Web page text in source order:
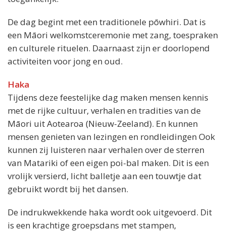
16,00 euro
De dag begint met een traditionele pōwhiri. Dat is
een Māori welkomstceremonie met zang, toespraken
en culturele rituelen. Daarnaast zijn er doorlopend
activiteiten voor jong en oud.
Haka
Tijdens deze feestelijke dag maken mensen kennis
met de rijke cultuur, verhalen en tradities van de
Māori uit Aotearoa (Nieuw-Zeeland). En kunnen
mensen genieten van lezingen en rondleidingen Ook
kunnen zij luisteren naar verhalen over de sterren
van Matariki of een eigen poi-bal maken. Dit is een
vrolijk versierd, licht balletje aan een touwtje dat
gebruikt wordt bij het dansen.
De indrukwekkende haka wordt ook uitgevoerd. Dit
is een krachtige groepsdans met stampen,